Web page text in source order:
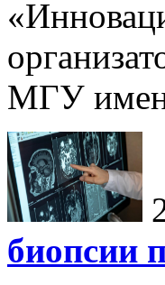
МГУ
биопсии